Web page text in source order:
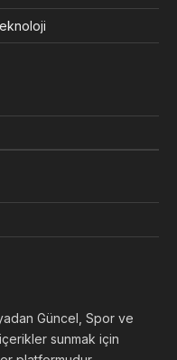
Güncel, Spor ve
sunmak için